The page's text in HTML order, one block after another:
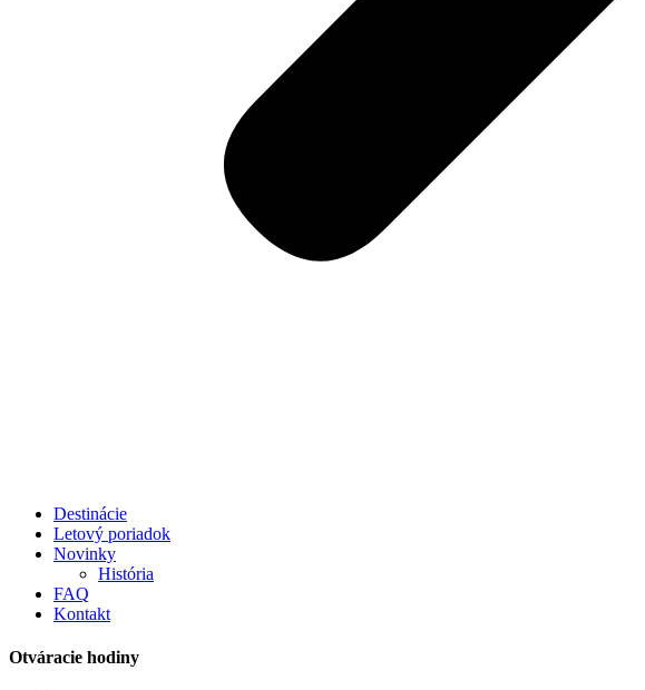
Destinácie
Letový poriadok
Novinky
História
FAQ
Kontakt
Otváracie hodiny